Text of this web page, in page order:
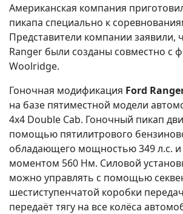
Американская компания
пикапа специально к
Представители компании заявили,
Ranger были созданы совместно с
Woolridge.
Гоночная модификация Ford
на базе пятиместной модели
4x4 Double Cab. Гоночный пикап
помощью пятилитрового
обладающего мощностью 349 л.с.
моментом 560 Нм. Силовой
можно управлять с помощью
шестиступенчатой коробки
передаёт тягу на все колёса